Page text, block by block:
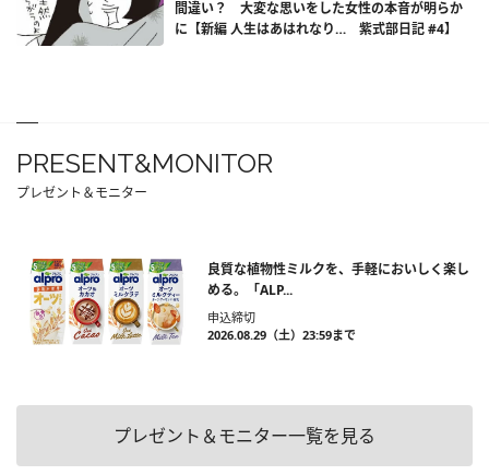
間違い？ 大変な思いをした女性の本音が明らか
に【新編 人生はあはれなり… 紫式部日記 #4】
PRESENT&MONITOR
プレゼント＆モニター
良質な植物性ミルクを、手軽においしく楽し
める。「ALP...
申込締切
2026.08.29（土）23:59まで
プレゼント＆モニター一覧を見る